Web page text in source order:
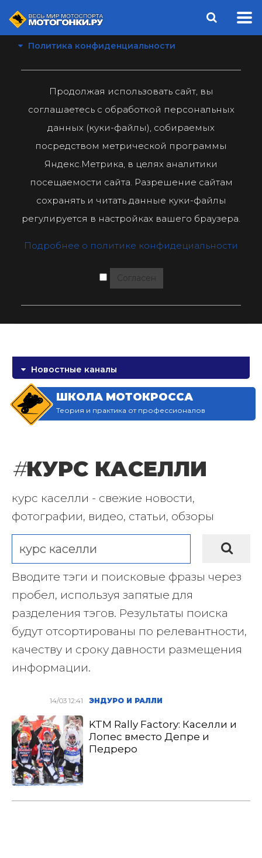
Политика конфиденциальности
Продолжая использовать сайт, вы
соглашаетесь с обработкой персональных
данных (куки-файлы), собираемых
посредством метрической программы
Яндекс.Метрика, в целях аналитики
посещаемости сайта. Разрешение сайтам
сохранять и читать данные куки-файлы
регулируется в настройках вашего браузера.
Подробнее о политике конфидециальности
Согласен
Новостные каналы
ШКОЛА МОТОКРОССА
Теория и практика от профессионалов
#КУРС КАСЕЛЛИ
курс каселли - свежие новости,
фотографии, видео, статьи, обзоры
Вводите тэги и поисковые фразы через
пробел, используя запятые для
разделения тэгов. Результаты поиска
будут отсортированы по релевантности,
качеству и сроку давности размещения
информации.
14/03 12:41 ЭНДУРО И РАЛЛИ
KTM Rally Factory: Каселли и
Лопес вместо Депре и
Педреро